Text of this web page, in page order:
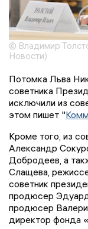
© Владимир
Новости)
Потомка Льва
советника
исключили из
этом пишет "
Кроме того, из
Александр
Добродеев, а
Слащева,
советник
продюсер
продюсер
директор фонда